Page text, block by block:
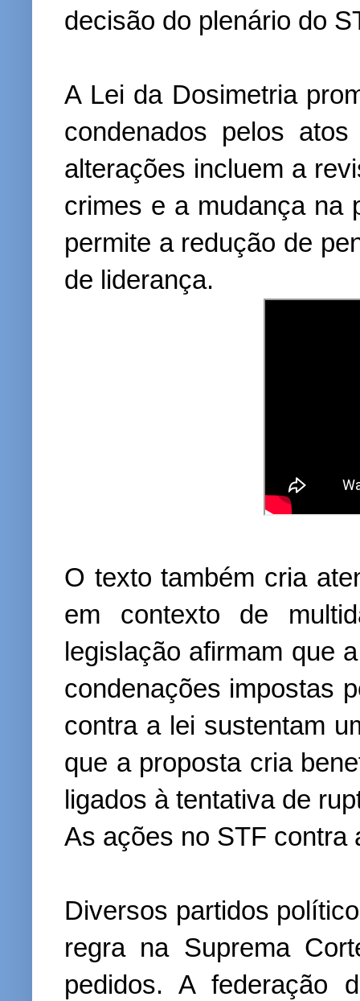
decisão do plenário do
A Lei da Dosimetria
condenados pelos
alterações incluem a
crimes e a mudança na
permite a redução de
de liderança.
O texto também cria
em contexto de
legislação afirmam que
condenações impostas
contra a lei sustentam
que a proposta cria
ligados à tentativa de
As ações no STF contra
Diversos partidos
regra na Suprema
pedidos. A federação